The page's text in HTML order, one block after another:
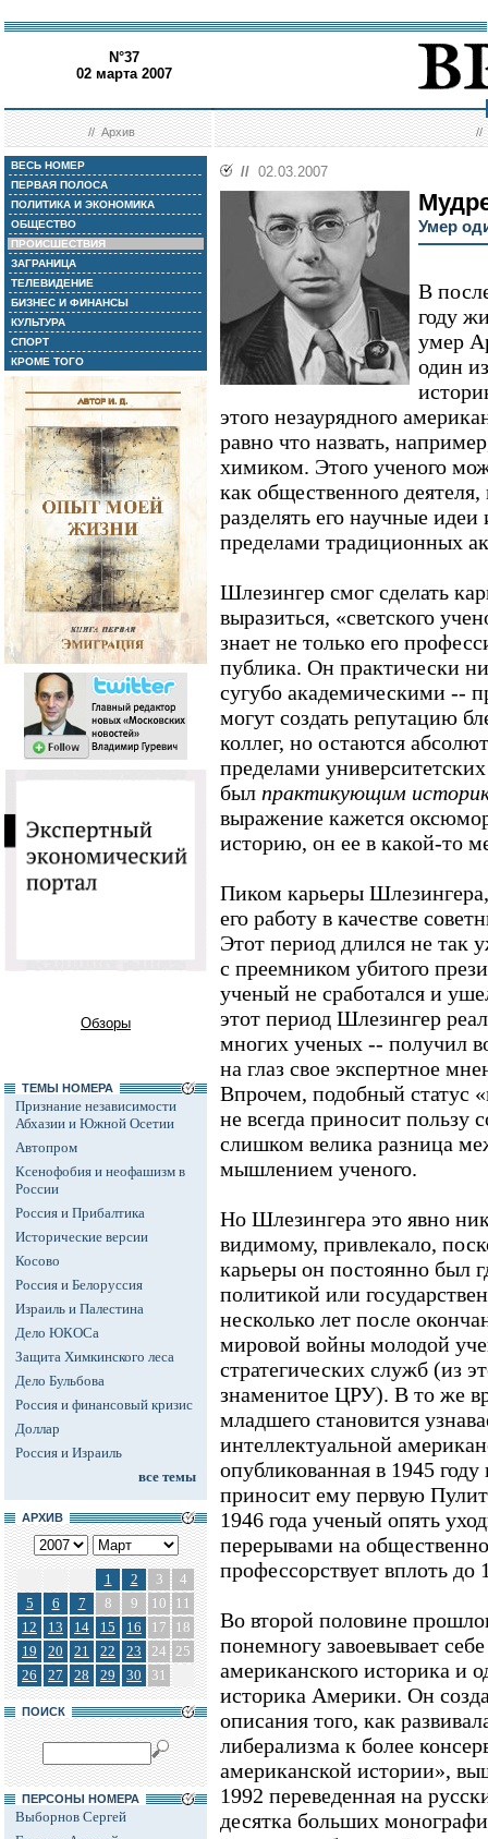
N°37
02 марта 2007
//Архив //
ВЕСЬ НОМЕР
ПЕРВАЯ ПОЛОСА
ПОЛИТИКА И ЭКОНОМИКА
ОБЩЕСТВО
ПРОИСШЕСТВИЯ
ЗАГРАНИЦА
ТЕЛЕВИДЕНИЕ
БИЗНЕС И ФИНАНСЫ
КУЛЬТУРА
СПОРТ
КРОМЕ ТОГО
Обзоры
ТЕМЫ НОМЕРА
Признание независимости
Абхазии и Южной Осетии
Автопром
Ксенофобия и неофашизм в
России
Россия и Прибалтика
Исторические версии
Косово
Россия и Белоруссия
Израиль и Палестина
Дело ЮКОСа
Защита Химкинского леса
Дело Бульбова
Россия и финансовый кризис
Доллар
Россия и Израиль
все темы
АРХИВ
1 2 3
4
5
6 7 8 9 10
11
12
13 14 15 16 17
18
19
20 21 22 23 24 25
26
27 28 29 30 31
ПОИСК
ПЕРСОНЫ НОМЕРА
Выборнов Сергей
// 02.03.2007
Умер
В
году
умер
один
этого незаурядного
равно что назвать,
химиком. Этого ученого
как общественного
разделять его научные
пределами традиционных
Шлезингер смог сделать
выразиться, «светского
знает не только его
публика. Он практически
сугубо академическими --
могут создать репутацию
коллег, но остаются
пределами
был практикующим
выражение кажется
историю, он ее в какой-то
Пиком карьеры
его работу в качестве
Этот период длился не так
с преемником убитого
ученый не сработался и
этот период Шлезингер
многих ученых -- получил
на глаз свое экспертное
Впрочем, подобный статус
не всегда приносит пользу
слишком велика разница
мышлением ученого.
Но Шлезингера это явно
видимому, привлекало,
карьеры он постоянно был
политикой или
несколько лет после
мировой войны молодой
стратегических служб (из
знаменитое ЦРУ). В то же
младшего становится
интеллектуальной
опубликованная в 1945
приносит ему первую
1946 года ученый опять
перерывами на
профессорствует вплоть до
Во второй половине
понемногу завоевывает
американского историка и
историка Америки. Он
описания того, как
либерализма к более
американской истории»,
1992 переведенная на
десятка больших